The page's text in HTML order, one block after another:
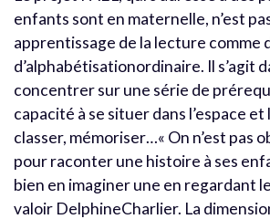
enfants sont en maternelle, n’est
apprentissage de la lecture comme
d’alphabétisationordinaire. Il s’agit
concentrer sur une série de
capacité à se situer dans l’espace
classer, mémoriser…« On n’est pas
pour raconter une histoire à ses
bien en imaginer une en regardant
valoir DelphineCharlier. La